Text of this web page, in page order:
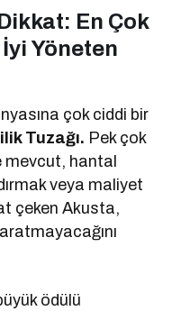
En Çok
Yöneten
çok ciddi bir
Tuzağı. Pek çok
mevcut, hantal
veya maliyet
çeken Akusta,
ödülü